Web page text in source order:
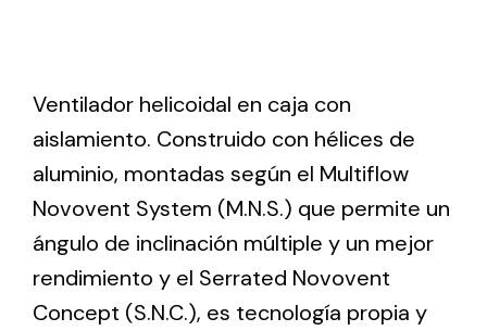
Ventilation
The incorporation of Novovent into the group
meant a greater offer of ventilation products for
different uses
Ventilador helicoidal en caja con
aislamiento. Construido con hélices de
aluminio, montadas según el Multiflow
Novovent System (M.N.S.) que permite un
ángulo de inclinación múltiple y un mejor
rendimiento y el Serrated Novovent
Concept (S.N.C.), es tecnología propia y